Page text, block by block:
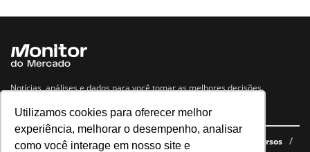
Utilizamos cookies para oferecer melhor
experiência, melhorar o desempenho, analisar
como você interage em nosso site e
Notícias, análises e dados para você tomar as melhores decisões.
Navegue no site
Últimas notícias Quem somos E-books gratuitos
Cursos